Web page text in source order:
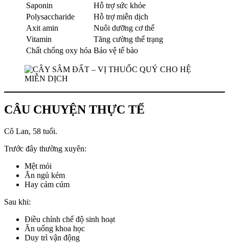
Saponin
Hỗ trợ sức khỏe
Polysaccharide
Hỗ trợ miễn dịch
Axit amin
Nuôi dưỡng cơ thể
Vitamin
Tăng cường thể trạng
Chất chống oxy hóa Bảo vệ tế bào
CÂU CHUYỆN THỰC TẾ
Cô Lan, 58 tuổi.
Trước đây thường xuyên:
Mệt mỏi
Ăn ngủ kém
Hay cảm cúm
Sau khi:
Điều chỉnh chế độ sinh hoạt
Ăn uống khoa học
Duy trì vận động